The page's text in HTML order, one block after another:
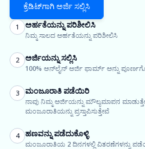
ಕ್ರೆಡಿಟ್‌ಗಾಗಿ ಅರ್ಜಿ ಸಲ್ಲಿಸಿ
1 ಅರ್ಹತೆಯನ್ನು ಪರಿಶೀಲಿಸಿ
ನಿಮ್ಮ ಸಾಲದ ಅರ್ಹತೆಯನ್ನು ಪರಿಶೀಲಿಸಿ
2 ಅರ್ಜಿಯನ್ನು ಸಲ್ಲಿಸಿ
100% ಆನ್‌ಲೈನ್ ಅರ್ಜಿ ಫಾರ್ಮ್ ಅನ್ನು
3 ಮಂಜೂರಾತಿ ಪಡೆಯಿರಿ
ನಾವು ನಿಮ್ಮ ಅರ್ಜಿಯನ್ನು ಮೌಲ್ಯಮಾಪನ
ಮಂಜೂರಾತಿಯನ್ನು ಪ್ರಸ್ತಾಪಿಸುತ್ತೇವೆ
4 ಹಣವನ್ನು ಪಡೆದುಕೊಳ್ಳಿ
ಮಂಜೂರಾತಿಯ 2 ದಿನಗಳಲ್ಲಿ ವಿತರಣೆಗಳನ್ನು